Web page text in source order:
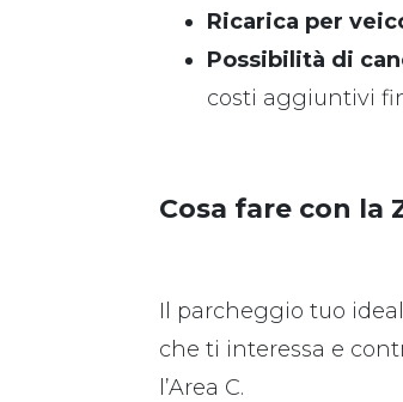
Ricarica per
Possibilità di
costi aggiuntivi
Cosa fare con la
Il parcheggio tuo
che ti interessa e
l’Area C.